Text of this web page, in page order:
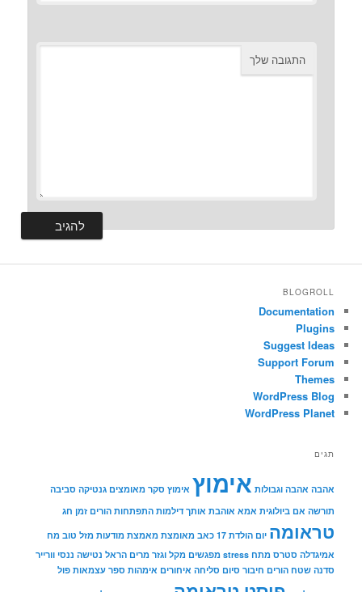
התגובה שלך
BLOGROLL
Documentation
Plugins
Suggest Ideas
Support Forum
Themes
WordPress Blog
WordPress Planet
תגים
אהבה אהבה וגבולות אימוץ
אימוץ סקר מאומצים גנטיקה סביבה
תורשה אם ביולוגית אמא אוהבת אותך דילמות התפתחות הורים זמן חג
טראומה יום הולדת 17 כאב מאומצת מאמצת מודעות מזל טוב מח
אמיגדלה סטרס מתח stress
מפגשים מקל וגזר מרים הראל נטישה ננסי וורייר
סדנה שטח הורים חיבור סיום סליחה איחורים אימהות ספר עצמאות פול